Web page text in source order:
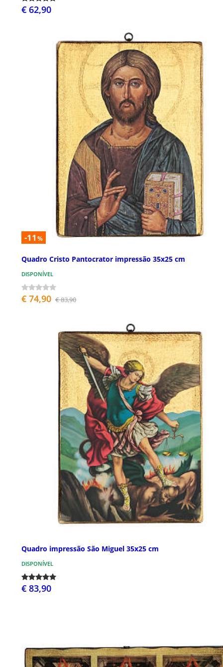
€ 62,90
-11 %
Quadro Cristo Pantocrator impressão 35x25 cm
DISPONÍVEL
€ 74,90 € 83,90
Quadro impressão São Miguel 35x25 cm
DISPONÍVEL
€ 83,90